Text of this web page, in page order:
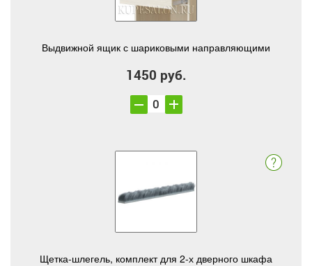
Выдвижной ящик с шариковыми направляющими
1450 руб.
Щетка-шлегель, комплект для 2-х дверного шкафа